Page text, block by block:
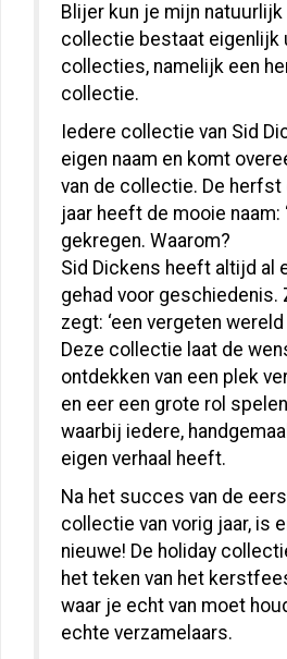
Blijer kun je mijn natuurlijk
collectie bestaat eigenlijk
collecties, namelijk een
collectie.
Iedere collectie van Sid
eigen naam en komt
van de collectie. De
jaar heeft de mooie naam:
gekregen. Waarom?
Sid Dickens heeft altijd al
gehad voor geschiedenis.
zegt: ‘een vergeten
Deze collectie laat de
ontdekken van een plek
en eer een grote rol
waarbij iedere,
eigen verhaal heeft.
Na het succes van de
collectie van vorig jaar, is
nieuwe! De holiday
het teken van het
waar je echt van moet
echte verzamelaars.